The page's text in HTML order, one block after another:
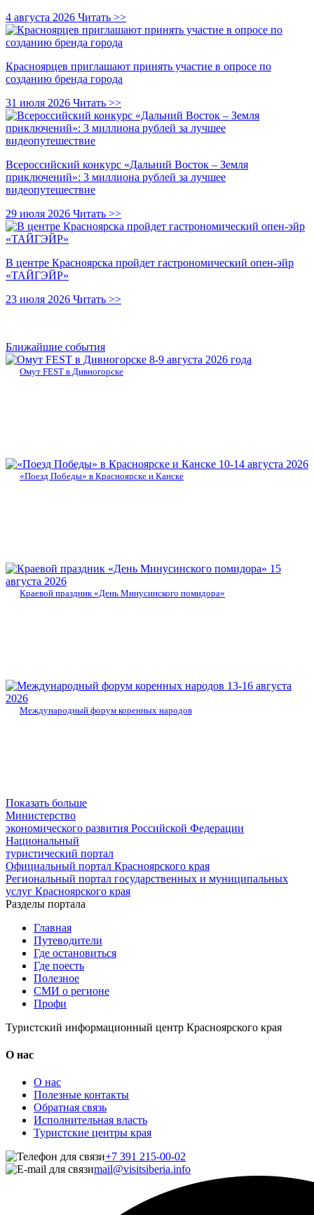
4 августа 2026 Читать >>
Красноярцев приглашают принять участие в опросе по
созданию бренда города
31 июля 2026 Читать >>
Всероссийский конкурс «Дальний Восток – Земля
приключений»: 3 миллиона рублей за лучшее
видеопутешествие
29 июля 2026 Читать >>
В центре Красноярска пройдет гастрономический опен-эйр
«ТАЙГЭЙР»
23 июля 2026 Читать >>
Ближайшие события
8-9 августа 2026 года
Омут FEST в Дивногорске
10-14 августа 2026
«Поезд Победы» в Красноярске и Канске
15
августа 2026
Краевой праздник «День Минусинского помидора»
13-16 августа
2026
Международный форум коренных народов
Показать больше
Министерство
экономического развития Российской Федерации
Национальный
туристический портал
Официальный портал Красноярского края
Региональный портал государственных и муниципальных
услуг Красноярского края
Разделы портала
Главная
Путеводители
Где остановиться
Где поесть
Полезное
СМИ о регионе
Профи
Туристский информационный центр Красноярского края
О нас
О нас
Полезные контакты
Обратная связь
Исполнительная власть
Туристские центры края
+7 391 215-00-02
mail@visitsiberia.info